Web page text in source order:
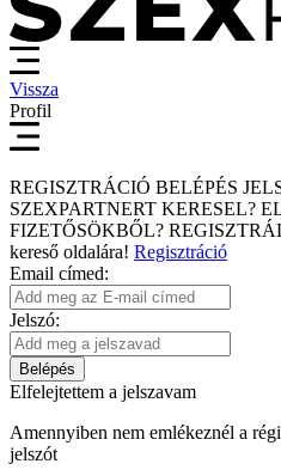
Vissza
Profil
REGISZTRÁCIÓ BELÉPÉS
SZEXPARTNERT KERESEL?
FIZETŐSÖKBŐL?
kereső oldalára! Regisztráció
Email címed:
Jelszó:
Belépés
Elfelejtettem a jelszavam
Amennyiben nem emlékeznél a
jelszót